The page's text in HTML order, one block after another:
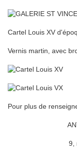
Cartel Louis XV
Vernis martin, avec
Pour plus de
9,